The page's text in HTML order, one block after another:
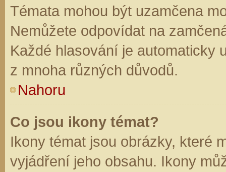
Témata mohou být uzamčena
Nemůžete odpovídat na
Každé hlasování je automaticky
z mnoha různých důvodů.
Nahoru
Co jsou ikony témat?
Ikony témat jsou obrázky, které
vyjádření jeho obsahu. Ikony